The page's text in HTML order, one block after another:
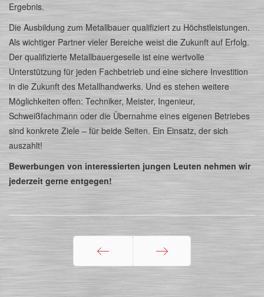
Ergebnis.
Die Ausbildung zum Metallbauer qualifiziert zu Höchstleistungen.
Als wichtiger Partner vieler Bereiche weist die Zukunft auf Erfolg.
Der qualifizierte Metallbauergeselle ist eine wertvolle
Unterstützung für jeden Fachbetrieb und eine sichere Investition
in die Zukunft des Metallhandwerks. Und es stehen weitere
Möglichkeiten offen: Techniker, Meister, Ingenieur,
Schweißfachmann oder die Übernahme eines eigenen Betriebes
sind konkrete Ziele – für beide Seiten. Ein Einsatz, der sich
auszahlt!
Bewerbungen von interessierten jungen Leuten nehmen wir
jederzeit gerne entgegen!